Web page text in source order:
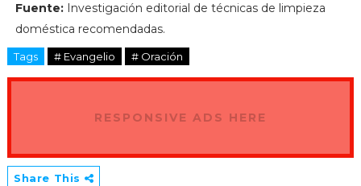
Fuente:Investigación editorial de técnicas de limpieza
doméstica recomendadas.
Tags # Evangelio # Oración
RESPONSIVE ADS HERE
Share This